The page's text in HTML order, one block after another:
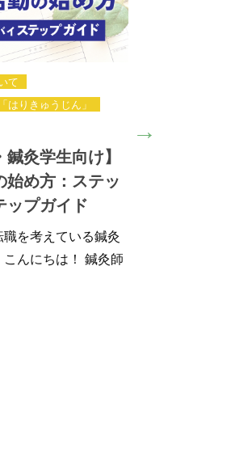
2017年12月2日
鍼灸院経営の重要なポイン
ト!! 経営課題となる鍼灸特
有の問題点とは!!
現在、鍼灸院に勤めている人の
中には、独立や開業を…